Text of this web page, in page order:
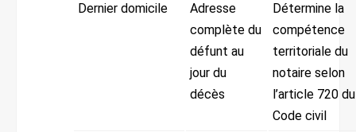
Dernier domicile
Adresse
complète du
défunt au
jour du
décès
Détermine la
compétence
territoriale du
notaire selon
l’article 720 du
Code civil